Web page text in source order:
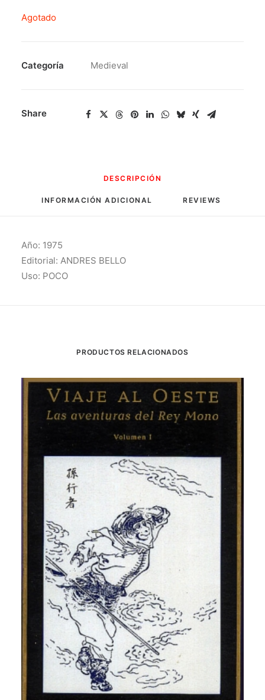
Agotado
Categoría Medieval
Share
DESCRIPCIÓN
INFORMACIÓN ADICIONAL REVIEWS
Año: 1975
Editorial: ANDRES BELLO
Uso: POCO
PRODUCTOS RELACIONADOS